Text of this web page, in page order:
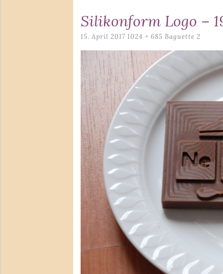
Silikonform Logo –
15. April 2017 1024 × 685 Baguette 2